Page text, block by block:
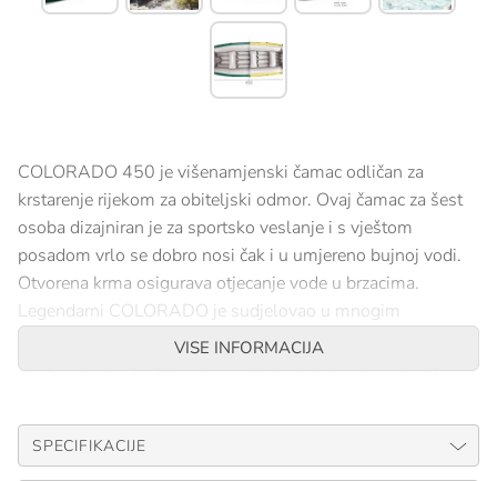
COLORADO 450 je višenamjenski čamac odličan za
krstarenje rijekom za obiteljski odmor. Ovaj čamac za šest
osoba dizajniran je za sportsko veslanje i s vještom
posadom vrlo se dobro nosi čak i u umjereno bujnoj vodi.
Otvorena krma osigurava otjecanje vode u brzacima.
Legendarni COLORADO je sudjelovao u mnogim
ekspedicijama u udaljena mjesta diljem svijeta i još uvijek
je najpopularniji riječni čamac za timske utrke u Češkoj.
6 osoba
Tourist
VISE INFORMACIJA
SPECIFIKACIJE